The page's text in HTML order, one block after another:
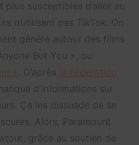
susceptibles d’aller au
n’utilisant pas TikTok. On
généré autour des films
But You », ou
. D’après
d’informations sur
Ça les dissuade de se
Alors, Paramount
grâce au soutien de